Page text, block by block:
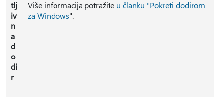
tlj
iv
n
a
d
o
di
r
Više informacija potražite u članku "Pokreti dodirom
za Windows".